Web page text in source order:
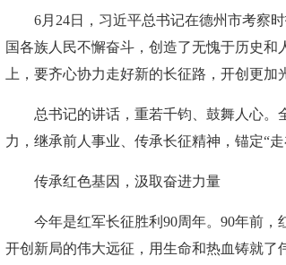
6月24日，习近平总书记在德州市考察
国各族人民不懈奋斗，创造了无愧于历史
上，要齐心协力走好新的长征路，开创更
总书记的讲话，重若千钧、鼓舞人心
力，继承前人事业、传承长征精神，锚定“
传承红色基因，汲取奋进力量
今年是红军长征胜利90周年。90年前
开创新局的伟大远征，用生命和热血铸就了